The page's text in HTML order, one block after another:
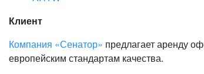
Клиент
Компания «Сенатор» предлагает аренду
европейским стандартам качества.